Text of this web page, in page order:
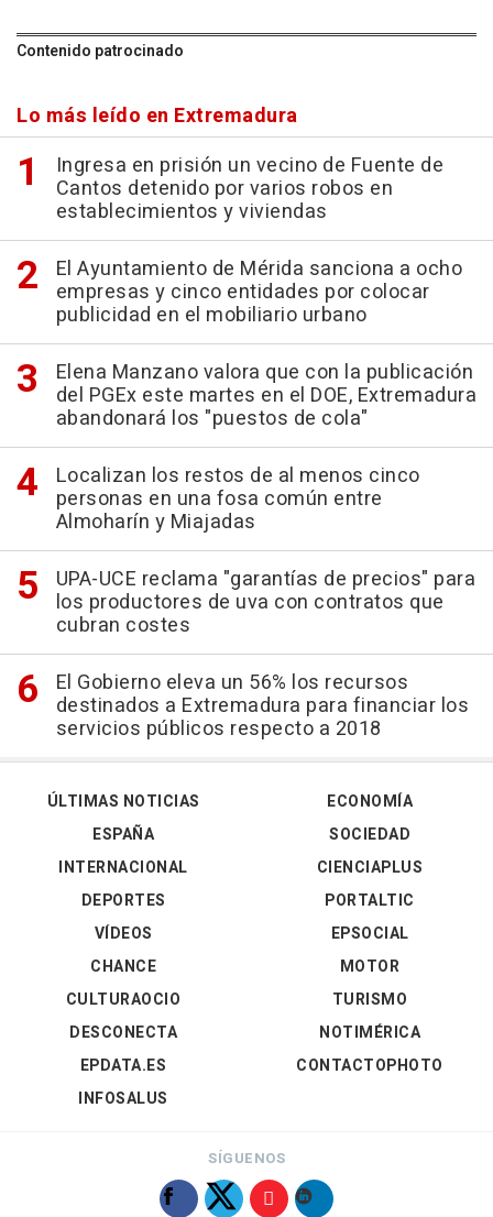
Contenido patrocinado
Lo más leído en Extremadura
Ingresa en prisión un vecino de Fuente de
Cantos detenido por varios robos en
establecimientos y viviendas
El Ayuntamiento de Mérida sanciona a ocho
empresas y cinco entidades por colocar
publicidad en el mobiliario urbano
Elena Manzano valora que con la publicación
del PGEx este martes en el DOE, Extremadura
abandonará los "puestos de cola"
Localizan los restos de al menos cinco
personas en una fosa común entre
Almoharín y Miajadas
UPA-UCE reclama "garantías de precios" para
los productores de uva con contratos que
cubran costes
El Gobierno eleva un 56% los recursos
destinados a Extremadura para financiar los
servicios públicos respecto a 2018
ÚLTIMAS NOTICIAS
ESPAÑA
INTERNACIONAL
DEPORTES
VÍDEOS
ECONOMÍA
SOCIEDAD
CIENCIAPLUS
PORTALTIC
EPSOCIAL
CHANCE
CULTURAOCIO
DESCONECTA
EPDATA.ES
INFOSALUS
MOTOR
TURISMO
NOTIMÉRICA
CONTACTOPHOTO
SÍGUENOS